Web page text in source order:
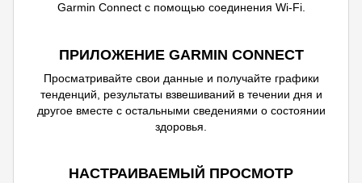
Garmin Connect с помощью соединения Wi-Fi.
ПРИЛОЖЕНИЕ GARMIN CONNECT
Просматривайте свои данные и получайте графики
тенденций, результаты взвешиваний в течении дня и
другое вместе с остальными сведениями о состоянии
здоровья.
НАСТРАИВАЕМЫЙ ПРОСМОТР